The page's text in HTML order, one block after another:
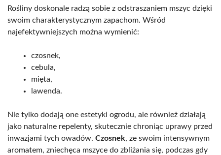
Rośliny doskonale radzą sobie z odstraszaniem mszyc dzięki
swoim charakterystycznym zapachom. Wśród
najefektywniejszych można wymienić:
czosnek,
cebula,
mięta,
lawenda.
Nie tylko dodają one estetyki ogrodu, ale również działają
jako naturalne repelenty, skutecznie chroniąc uprawy przed
inwazjami tych owadów. Czosnek, ze swoim intensywnym
aromatem, zniechęca mszyce do zbliżania się, podczas gdy